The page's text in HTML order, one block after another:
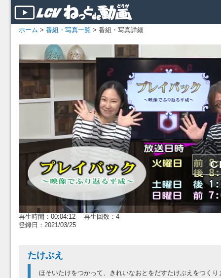
ホーム > 番組・写真一覧 > 番組・写真詳細
再生時間：00:04:12 再生回数：4
登録日：2021/03/25
たけぶえ
ほそいたけをつかって、きれいなおとをだすたけぶえをつくり